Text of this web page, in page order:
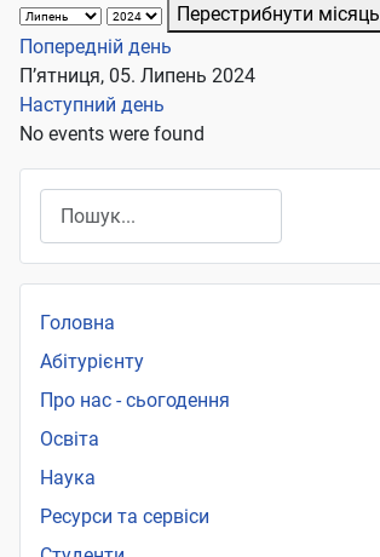
Перестрибнути місяць
Попередній день
П’ятниця, 05. Липень 2024
Наступний день
No events were found
Головна
Абітурієнту
Про нас - сьогодення
Освіта
Наука
Ресурси та сервіси